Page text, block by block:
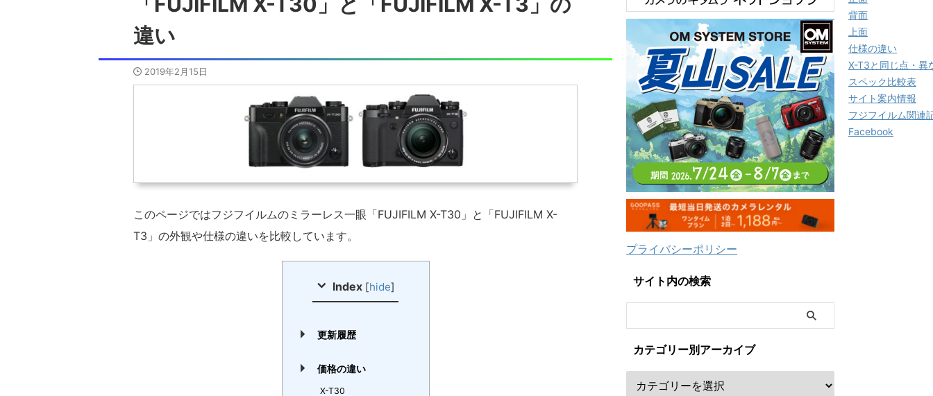
違い
2019年2月15日
このページではフジフイルムのミラーレス一眼「FUJIFILM X-T30」と「FUJIFILM X-
T3」の外観や仕様の違いを比較しています。
Index [hide]
更新履歴
価格の違い
X-T30
プライバシーポリシー
サイト内の検索
カテゴリー別アーカイブ
背面
上面
仕様の違い
X-T3と同じ点・異
スペック比較表
サイト案内情報
フジフイルム関連
Facebook